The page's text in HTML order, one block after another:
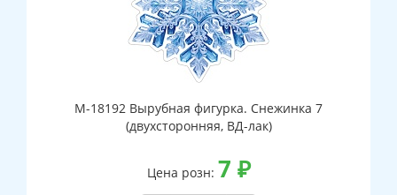
М-18192 Вырубная фигурка. Снежинка 7
(двухсторонняя, ВД-лак)
Цена розн: 7 ₽